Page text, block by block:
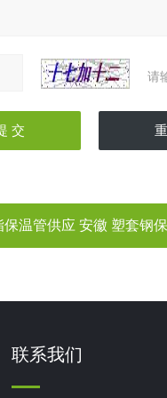
请
温管供应 安徽 塑套钢保温
联系我们